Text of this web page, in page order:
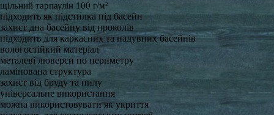
щільний тарпаулін 100 г/м²
підходить як підстилка під басейн
захист дна басейну від проколів
підходить для каркасних та надувних басейнів
вологостійкий матеріал
металеві люверси по периметру
ламінована структура
захист від бруду та пилу
універсальне використання
можна використовувати як укриття